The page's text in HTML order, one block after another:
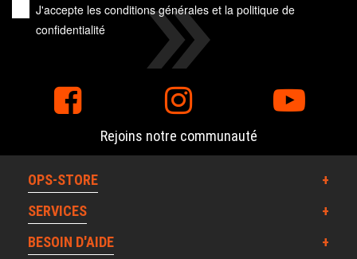
J'accepte lesconditions générales et lapolitique de
confidentialité
Rejoins notre communauté
OPS-STORE
SERVICES
BESOIN D'AIDE